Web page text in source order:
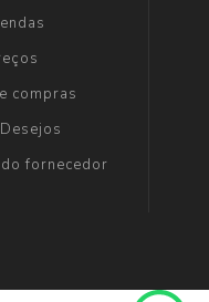
compras
fornecedor